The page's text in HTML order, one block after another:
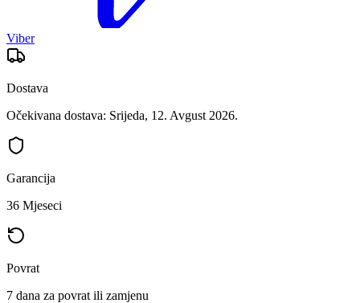
Viber
Dostava
Očekivana dostava: Srijeda, 12. Avgust 2026.
Garancija
36 Mjeseci
Povrat
7 dana za povrat ili zamjenu